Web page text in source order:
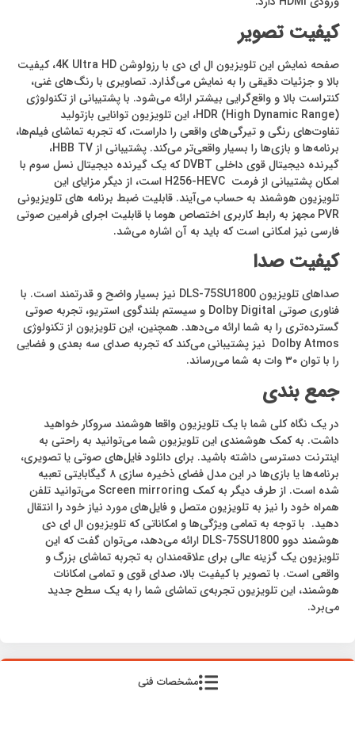
کیفیت تصویر
صفحه نمایش این تلویزیون ال ای دی با رزولوشن 4K Ultra HD، کیفیت
بالا و جزئیات دقیقی را به نمایش می‌گذارد. تصاویری با رنگ‌های غنی،
کنتراست بالا و واقع‌گرایی بیشتر ارائه می‌شود. با پشتیبانی از تکنولوژی
HDR (High Dynamic Range)، این تلویزیون توانایی بازتولید
تفاوت‌های رنگی و تیرگی‌های واقعی را داراست، که تجربه تماشای فیلم‌ها،
برنامه‌ها و بازی‌ها را بسیار واقعی‌تر می‌کند. پشتیبانی از HBB TV،
گیرنده دیجیتال قوی داخلی DVBT که یک گیرنده دیجیتال نسل سوم با
امکان پشتیبانی از فرمت H256-HEVC است، از دیگر مزایای این
تلویزیون هوشمند به حساب می‌آیند. قابلیت ضبط برنامه های تلویزیونی
PVR مجهز به رابط کاربری اختصاص هوما با قابلیت اجرای فرامین صوتی
فارسی نیز امکانی است که باید به آن اشاره می‌شد.
کیفیت صدا
صداهای تلویزیون DLS-75SU1800 نیز بسیار واضح و قدرتمند است. با
فناوری صوتی Dolby Digital و سیستم بلندگوی استریو، تجربه صوتی
گسترده‌تری را به شما ارائه می‌دهد. همچنین، این تلویزیون از تکنولوژی
Dolby Atmos نیز پشتیبانی می‌کند که تجربه صدای سه بعدی و فضایی
را با توان ۳۰ وات به شما می‌رساند.
جمع بندی
در یک نگاه کلی شما با یک تلویزیون واقعا هوشمند سروکار خواهید
داشت. به کمک هوشمندی این تلویزیون شما می‌توانید به راحتی به
اینترنت دسترسی داشته باشید. برای دانلود فایل‌های صوتی یا تصویری،
برنامه‌ها یا بازی‌ها در این مدل فضای ذخیره سازی ۸ گیگابایتی تعبیه
شده است. از طرف دیگر به کمک Screen mirroring می‌توانید تلفن
همراه خود را نیز به تلویزیون متصل و فایل‌های مورد نیاز خود را انتقال
دهید. با توجه به تمامی ویژگی‌ها و امکاناتی که تلویزیون ال ای دی
هوشمند دوو DLS-75SU1800 ارائه می‌دهد، می‌توان گفت که این
تلویزیون یک گزینه عالی برای علاقه‌مندان به تجربه تماشای بزرگ و
واقعی است. با تصویر با کیفیت بالا، صدای قوی و تمامی امکانات
هوشمند، این تلویزیون تجربه‌ی تماشای شما را به یک سطح جدید
می‌برد.
مشخصات فنی